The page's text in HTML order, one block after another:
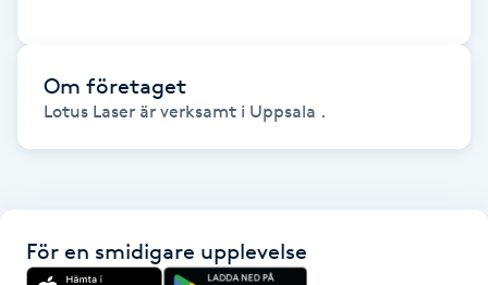
Fransborttagning
Fransfärgning
Fransförlängning Megavolym
Om företaget
Lotus Laser är verksamt i Uppsala .
För en smidigare upplevelse